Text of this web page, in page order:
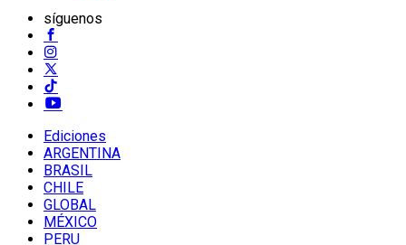
síguenos
Ediciones
ARGENTINA
BRASIL
CHILE
GLOBAL
MÉXICO
PERU